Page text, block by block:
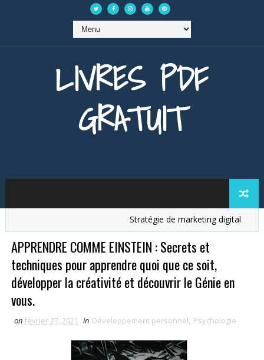
LIVRES PDF
GRATUIT
Stratégie de marketing digital
APPRENDRE COMME EINSTEIN : Secrets et
techniques pour apprendre quoi que ce soit,
développer la créativité et découvrir le Génie en
vous.
on février 27, 2021 in Développement personnel, Psychologie